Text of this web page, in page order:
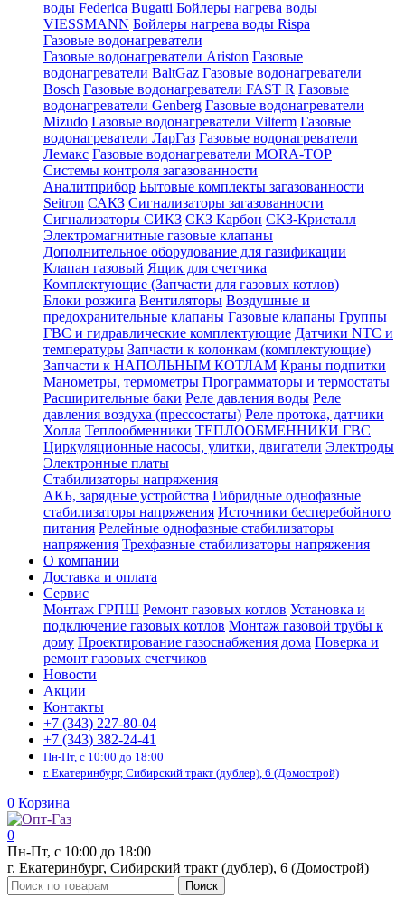
воды Federica Bugatti Бойлеры нагрева воды
VIESSMANN Бойлеры нагрева воды Rispa
Газовые водонагреватели
Газовые водонагреватели Ariston Газовые
водонагреватели BaltGaz Газовые водонагреватели
Bosch Газовые водонагреватели FAST R Газовые
водонагреватели Genberg Газовые водонагреватели
Mizudo Газовые водонагреватели Vilterm Газовые
водонагреватели ЛарГаз Газовые водонагреватели
Лемакс Газовые водонагреватели MORA-TOP
Системы контроля загазованности
Аналитприбор Бытовые комплекты загазованности
Seitron САКЗ Сигнализаторы загазованности
Сигнализаторы СИКЗ СКЗ Карбон СКЗ-Кристалл
Электромагнитные газовые клапаны
Дополнительное оборудование для газификации
Клапан газовый Ящик для счетчика
Комплектующие (Запчасти для газовых котлов)
Блоки розжига Вентиляторы Воздушные и
предохранительные клапаны Газовые клапаны Группы
ГВС и гидравлические комплектующие Датчики NTC и
температуры Запчасти к колонкам (комплектующие)
Запчасти к НАПОЛЬНЫМ КОТЛАМ Краны подпитки
Манометры, термометры Программаторы и термостаты
Расширительные баки Реле давления воды Реле
давления воздуха (прессостаты) Реле протока, датчики
Холла Теплообменники ТЕПЛООБМЕННИКИ ГВС
Циркуляционные насосы, улитки, двигатели Электроды
Электронные платы
Стабилизаторы напряжения
АКБ, зарядные устройства Гибридные однофазные
стабилизаторы напряжения Источники бесперебойного
питания Релейные однофазные стабилизаторы
напряжения Трехфазные стабилизаторы напряжения
О компании
Доставка и оплата
Сервис
Монтаж ГРПШ Ремонт газовых котлов Установка и
подключение газовых котлов Монтаж газовой трубы к
дому Проектирование газоснабжения дома Поверка и
ремонт газовых счетчиков
Новости
Акции
Контакты
+7 (343) 227-80-04
+7 (343) 382-24-41
Пн-Пт, с 10:00 до 18:00
г. Екатеринбург, Сибирский тракт (дублер), 6 (Домострой)
0 Корзина
0
Пн-Пт, с 10:00 до 18:00
г. Екатеринбург, Сибирский тракт (дублер), 6 (Домострой)
Поиск